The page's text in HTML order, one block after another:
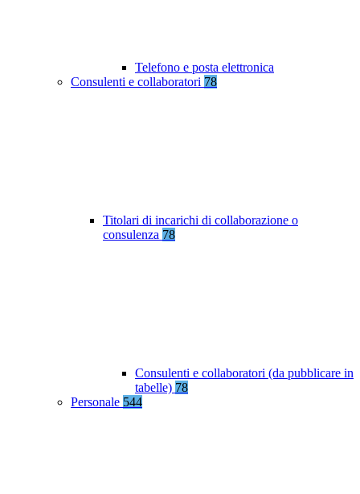
Telefono e posta elettronica
Consulenti e collaboratori 78
Titolari di incarichi di collaborazione o
consulenza 78
Consulenti e collaboratori (da pubblicare in
tabelle) 78
Personale 544